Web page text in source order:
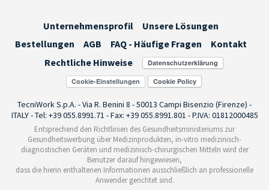
Unternehmensprofil
Unsere Lösungen
Bestellungen
AGB FAQ - Häufige Fragen
Kontakt
Rechtliche Hinweise
Cookie-Einstellungen
TecniWork S.p.A. - Via R. Benini 8 - 50013 Campi Bisenzio (Firenze) -
ITALY - Tel: +39 055.8991.71 - Fax: +39 055.8991.801 - P.IVA: 01812000485
Entsprechend den Richtlinien des Gesundheitsministeriums zur
Gesundheitswerbung über Medizinprodukten, in-vitro medizinisch-
diagnostischen Geräten und medizinisch-chirurgischen Mitteln wird der
Benutzer darauf hingewiesen,
dass die hierin enthaltenen Informationen ausschließlich an professionelle
Anwender gerichtet sind.